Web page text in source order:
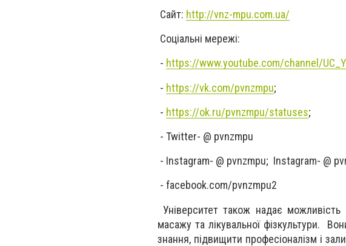
Сайт: http://vnz-mpu.com.ua/
Соціальні мережі:
- https://www.youtube.com/channel/
- https://vk.com/pvnzmpu;
- https://ok.ru/pvnzmpu/statuses;
- Twitter- @ pvnzmpu
- Instagram- @ pvnzmpu; Instagram- @
- facebook.com/pvnzmpu2
Університет також надає
масажу та лікувальної фізкультури.
знання, підвищити професіоналізм і